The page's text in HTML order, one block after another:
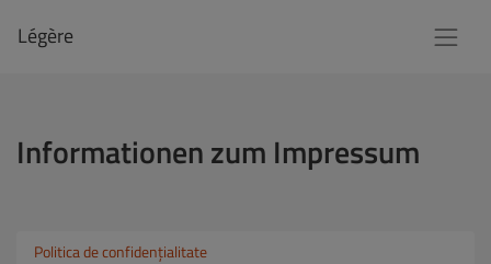
Légère
Informationen zum Impressum
Politica de confidențialitate